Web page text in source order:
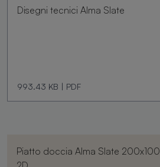
Disegni tecnici Alma Slate
993.43 KB | PDF
Piatto doccia Alma Slate 200x100